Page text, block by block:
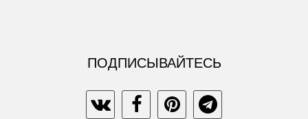
ПОДПИСЫВАЙТЕСЬ